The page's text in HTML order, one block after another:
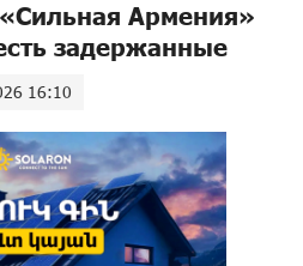
Армения»
задержанные
16:10